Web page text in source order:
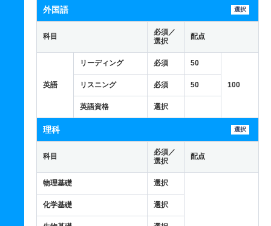
外国語 選択
科目
必須／
選択
配点
英語
リーディング 必須 50
100
リスニング 必須 50
英語資格 選択
理科 選択
科目
必須／
選択
配点
物理基礎 選択
化学基礎 選択